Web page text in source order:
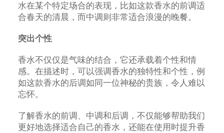
水在某个特定场合的表现，比如这款香水的前调适
合春天的清晨，而中调则非常适合浪漫的晚餐。
突出个性
香水不仅仅是气味的结合，它还承载着个性和情
感。在描述时，可以强调香水的独特性和个性，例
如这款香水的后调如同一位神秘的贵族，令人难以
忘怀。
了解香水的前调、中调和后调，不仅能够帮助我们
更好地选择适合自己的香水，还能在使用时提升香